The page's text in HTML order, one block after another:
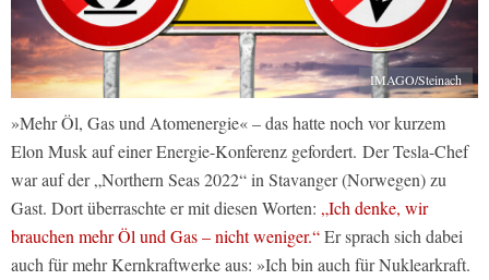
IMAGO/Steinach
»Mehr Öl, Gas und Atomenergie« – das hatte noch vor kurzem
Elon Musk auf einer Energie-Konferenz gefordert. Der Tesla-Chef
war auf der „Northern Seas 2022“ in Stavanger (Norwegen) zu
Gast. Dort überraschte er mit diesen Worten: „Ich denke, wir
brauchen mehr Öl und Gas – nicht weniger.“Er sprach sich dabei
auch für mehr Kernkraftwerke aus: »Ich bin auch für Nuklearkraft.